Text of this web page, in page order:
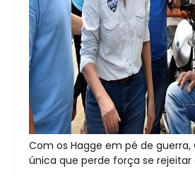
Com os Hagge em pé de guerra,
única que perde força se rejeitar